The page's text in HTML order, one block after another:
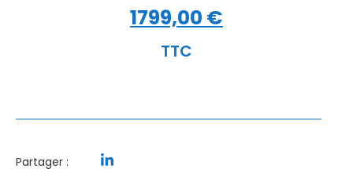
1799,00 €
TTC
Partager :